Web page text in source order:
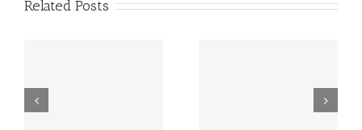
Related Posts
How to Write